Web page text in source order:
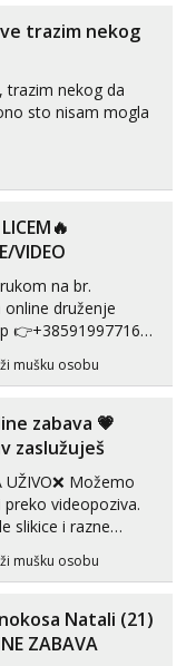
trazim nekog
trazim nekog da
sto nisam mogla
VIDEO
online druženje
Radim
solo i s partnerom,
haljine, štikle,
svakakva videa
mušku osobu
zabava 💗
zaslužuješ
Možemo
videopoziva.
slikice i razne
zabavu pošalji
Telegram ili Viber.
me vidjeti na
😉 S vama sam vec 5 ...
mušku osobu
Natali (21)
ZABAVA